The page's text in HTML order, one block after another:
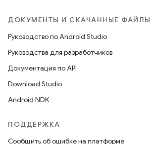
ДОКУМЕНТЫ И СКАЧАННЫЕ ФАЙЛЫ
Руководство по Android Studio
Руководства для разработчиков
Документация по API
Download Studio
Android NDK
ПОДДЕРЖКА
Сообщить об ошибке на платформе